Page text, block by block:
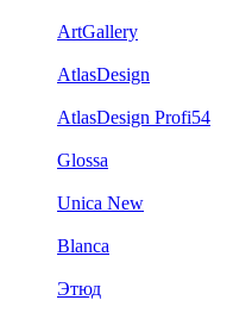
ArtGallery
AtlasDesign
AtlasDesign Profi54
Glossa
Unica New
Blanca
Этюд